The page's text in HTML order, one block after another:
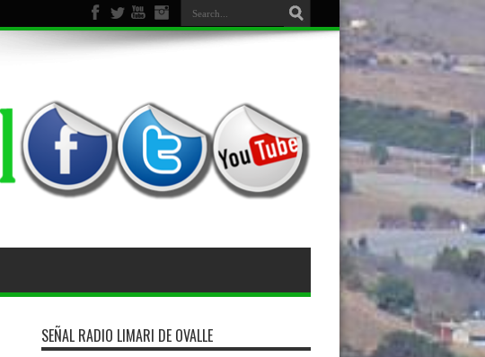
SEÑAL RADIO LIMARI DE OVALLE